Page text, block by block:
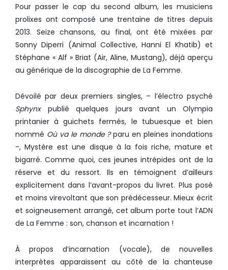
Pour passer le cap du second album, les musiciens
prolixes ont composé une trentaine de titres depuis
2013. Seize chansons, au final, ont été mixées par
Sonny Diperri (Animal Collective, Hanni El Khatib) et
Stéphane « Alf » Briat (Air, Aline, Mustang), déjà aperçu
au générique de la discographie de La Femme.
Dévoilé par deux premiers singles, – l’électro psyché
Sphynxpublié quelques jours avant un Olympia
printanier à guichets fermés, le tubuesque et bien
nommé Où va le monde ?paru en pleines inondations
-, Mystère est une disque à la fois riche, mature et
bigarré. Comme quoi, ces jeunes intrépides ont de la
réserve et du ressort. Ils en témoignent d’ailleurs
explicitement dans l’avant-propos du livret. Plus posé
et moins virevoltant que son prédécesseur. Mieux écrit
et soigneusement arrangé, cet album porte tout l’ADN
de La Femme : son, chanson et incarnation !
À propos d’incarnation (vocale), de nouvelles
interprètes apparaissent au côté de la chanteuse